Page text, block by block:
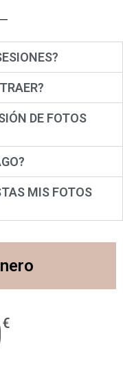
DE FOTOS
MIS FOTOS
€